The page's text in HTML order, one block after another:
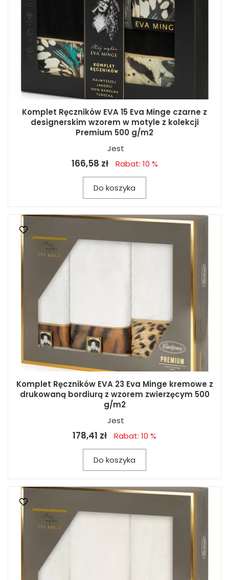
Komplet Ręczników EVA 15 Eva Minge czarne z
designerskim wzorem w motyle z kolekcji
Premium 500 g/m2
Jest
166,58 zł Rabat: 10 %
Do koszyka
Komplet Ręczników EVA 23 Eva Minge kremowe z
drukowaną bordiurą z wzorem zwierzęcym 500
g/m2
Jest
178,41 zł Rabat: 10 %
Do koszyka